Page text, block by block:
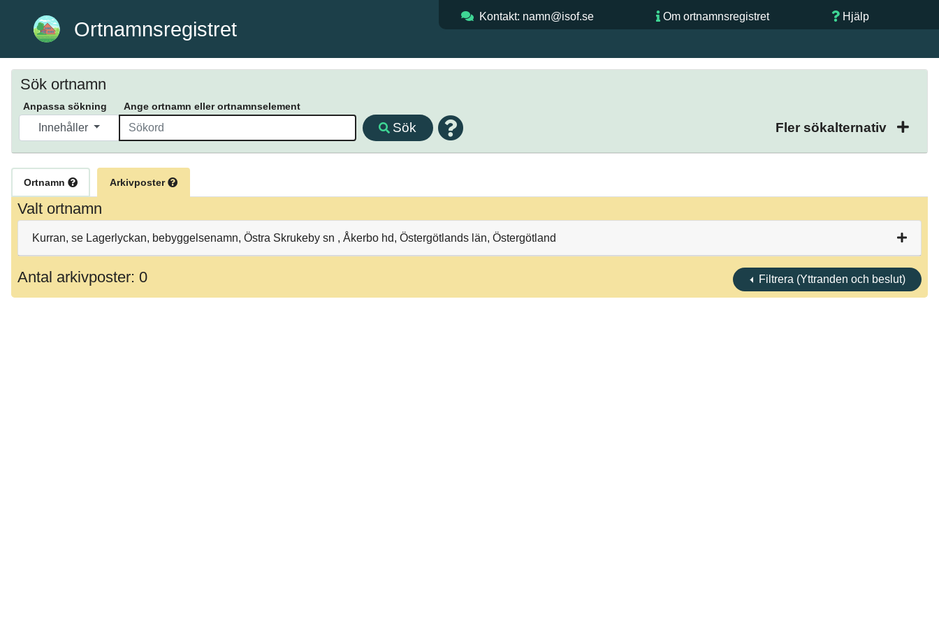
Ortnamnsregistret
Kontakt: namn@isof.se Om ortnamnsregistret Hjälp
Sök ortnamn
Anpassa sökning Ange ortnamn eller ortnamnselement
Innehåller Sök Fler sökalternativ
Ortnamn Arkivposter
Valt ortnamn
Kurran, se Lagerlyckan, bebyggelsenamn, Östra Skrukeby sn , Åkerbo hd, Östergötlands län, Östergötland
Antal arkivposter: 0 Filtrera (Yttranden och beslut)